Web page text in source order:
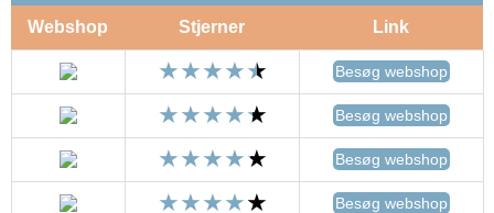
Webshop Stjerner Link
Besøg webshop
Besøg webshop
Besøg webshop
Besøg webshop